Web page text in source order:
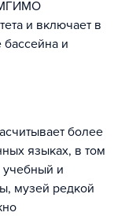
МГИМО
и включает в
и
более
языках, в том
учебный и
музей редкой